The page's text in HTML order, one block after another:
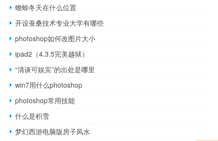
蟾蜍冬天在什么位置
开设蚕桑技术专业大学有哪些
photoshop如何改图片大小
ipad2（4.3.5完美越狱）
“清谈可娱宾”的出处是哪里
win7用什么photoshop
photoshop常用技能
什么是积雪
梦幻西游电脑版房子风水